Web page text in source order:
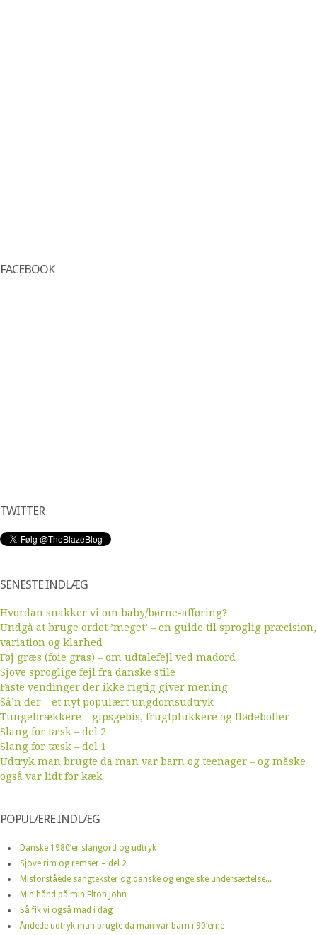
FACEBOOK
TWITTER
SENESTE INDLÆG
Hvordan snakker vi om baby/børne-afføring?
Undgå at bruge ordet ’meget’ – en guide til sproglig præcision,
variation og klarhed
Føj græs (foie gras) – om udtalefejl ved madord
Sjove sproglige fejl fra danske stile
Faste vendinger der ikke rigtig giver mening
Så’n der – et nyt populært ungdomsudtryk
Tungebrækkere – gipsgebis, frugtplukkere og flødeboller
Slang for tæsk – del 2
Slang for tæsk – del 1
Udtryk man brugte da man var barn og teenager – og måske
også var lidt for kæk
POPULÆRE INDLÆG
Danske 1980’er slangord og udtryk
Sjove rim og remser – del 2
Misforståede sangtekster og danske og engelske undersættelse...
Min hånd på min Elton John
Så fik vi også mad i dag
Åndede udtryk man brugte da man var barn i 90’erne